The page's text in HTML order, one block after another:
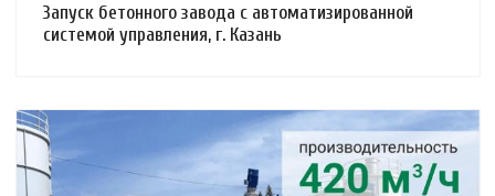
Запуск бетонного завода с автоматизированной
системой управления, г. Казань